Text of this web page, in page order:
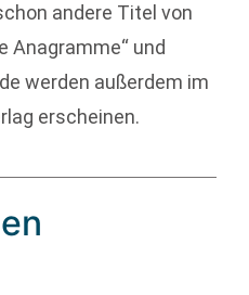
andere Titel von
Anagramme“ und
werden außerdem im
erscheinen.